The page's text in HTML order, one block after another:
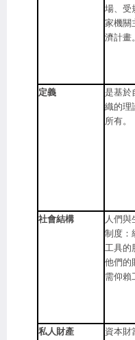
場、受
家機關
濟計畫。
定義
是基於
織的理
所有。
社會結構
人們與
制度：
工具的
他們的
需仰賴
私人財產
資本財